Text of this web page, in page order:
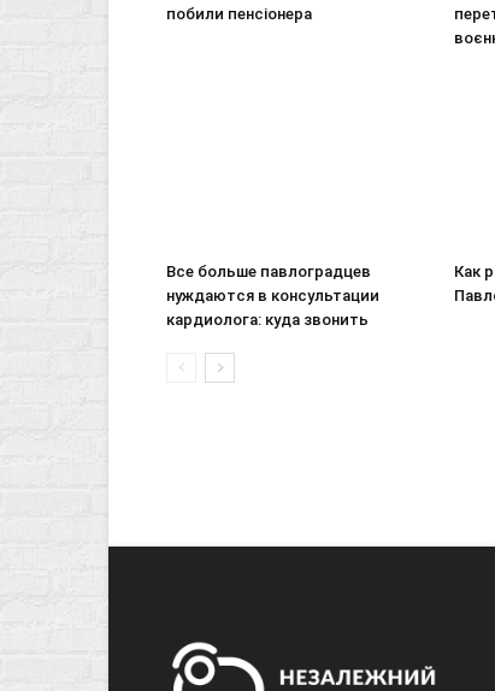
побили пенсіонера
Все больше павлоградцев
нуждаются в консультации
кардиолога: куда звонить
Как